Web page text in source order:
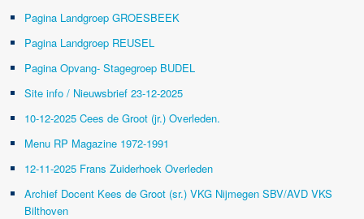
Pagina Landgroep GROESBEEK
Pagina Landgroep REUSEL
Pagina Opvang- Stagegroep BUDEL
Site info / Nieuwsbrief 23-12-2025
10-12-2025 Cees de Groot (jr.) Overleden.
Menu RP Magazine 1972-1991
12-11-2025 Frans Zuiderhoek Overleden
Archief Docent Kees de Groot (sr.) VKG Nijmegen SBV/AVD VKS
Bilthoven